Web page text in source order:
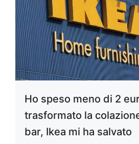
Ho speso meno di 2
trasformato la
bar, Ikea mi ha salvato